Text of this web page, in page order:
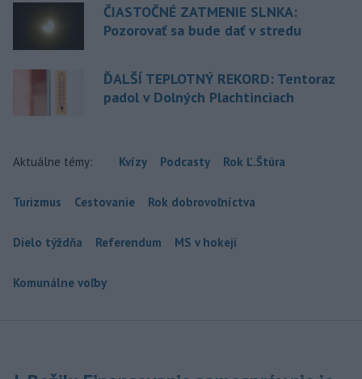
ČIASTOČNÉ ZATMENIE SLNKA:
Pozorovať sa bude dať v stredu
ĎALŠÍ TEPLOTNÝ REKORD: Tentoraz
padol v Dolných Plachtinciach
Aktuálne témy: Kvízy Podcasty Rok Ľ.Štúra
Turizmus Cestovanie Rok dobrovoľníctva
Dielo týždňa Referendum MS v hokeji
Komunálne voľby